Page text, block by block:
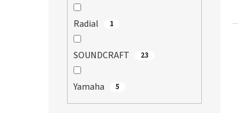
Radial 1
SOUNDCRAFT 23
Yamaha 5